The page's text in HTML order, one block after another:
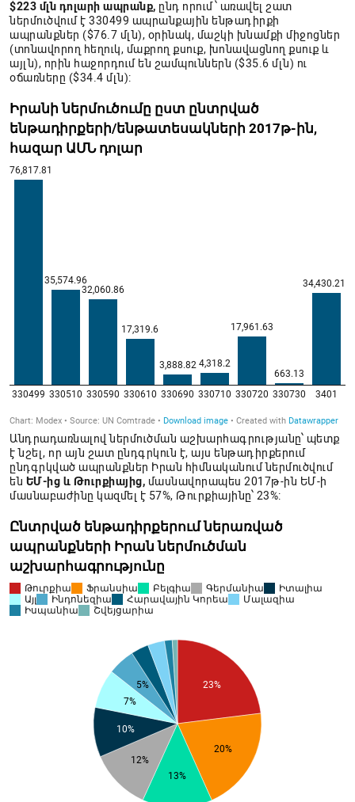
$223 մլն դոլարի ապրանք, ընդ որում՝ առավել շատ
ներմուծվում է 330499 ապրանքային ենթադիրքի
ապրանքներ ($76.7 մլն), օրինակ, մաշկի խնամքի միջոցներ
(տոնավորող հեղուկ, մաքրող քսուք, խոնավացնող քսուք և
այլն), որին հաջորդում են շամպուններն ($35.6 մլն) ու
օճառները ($34.4 մլն):
Անդրադառնալով ներմուծման աշխարհագրությանը՝ պետք
է նշել, որ այն շատ ընդգրկուն է, այս ենթադիրքերում
ընդգրկված ապրանքներ Իրան հիմնականում ներմուծվում
են ԵՄ-ից և Թուրքիայից, մասնավորապես 2017թ-ին ԵՄ-ի
մասնաբաժինը կազմել է 57%, Թուրքիայինը՝ 23%: